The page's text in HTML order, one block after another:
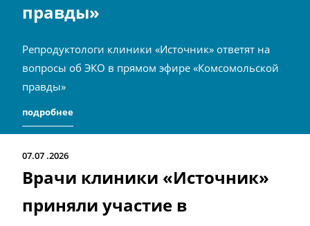
правды»
Репродуктологи клиники «Источник» ответят на
вопросы об ЭКО в прямом эфире «Комсомольской
правды»
подробнее
07.07 2026
Врачи клиники «Источник»
приняли участие в